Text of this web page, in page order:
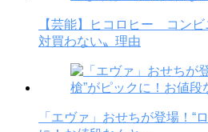
【芸能】ヒコロヒー コン
対買わない〟理由
「エヴァ」おせちが登場！“